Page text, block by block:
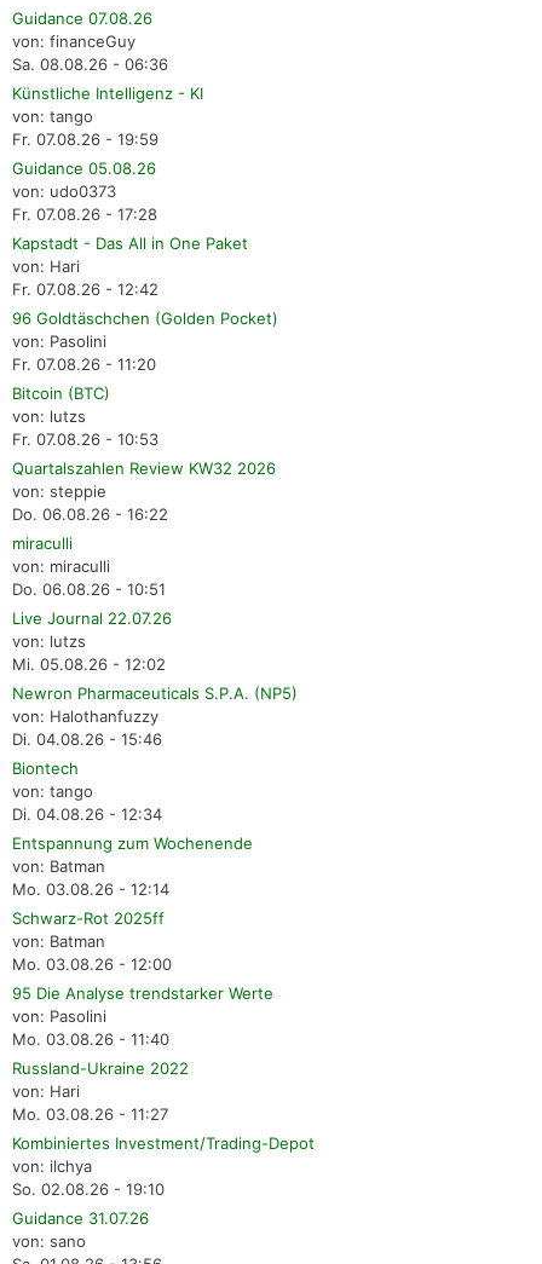
Guidance 07.08.26
von: financeGuy
Sa. 08.08.26 - 06:36
Künstliche Intelligenz - KI
von: tango
Fr. 07.08.26 - 19:59
Guidance 05.08.26
von: udo0373
Fr. 07.08.26 - 17:28
Kapstadt - Das All in One Paket
von: Hari
Fr. 07.08.26 - 12:42
96 Goldtäschchen (Golden Pocket)
von: Pasolini
Fr. 07.08.26 - 11:20
Bitcoin (BTC)
von: lutzs
Fr. 07.08.26 - 10:53
Quartalszahlen Review KW32 2026
von: steppie
Do. 06.08.26 - 16:22
miraculli
von: miraculli
Do. 06.08.26 - 10:51
Live Journal 22.07.26
von: lutzs
Mi. 05.08.26 - 12:02
Newron Pharmaceuticals S.P.A. (NP5)
von: Halothanfuzzy
Di. 04.08.26 - 15:46
Biontech
von: tango
Di. 04.08.26 - 12:34
Entspannung zum Wochenende
von: Batman
Mo. 03.08.26 - 12:14
Schwarz-Rot 2025ff
von: Batman
Mo. 03.08.26 - 12:00
95 Die Analyse trendstarker Werte
von: Pasolini
Mo. 03.08.26 - 11:40
Russland-Ukraine 2022
von: Hari
Mo. 03.08.26 - 11:27
Kombiniertes Investment/Trading-Depot
von: ilchya
So. 02.08.26 - 19:10
Guidance 31.07.26
von: sano